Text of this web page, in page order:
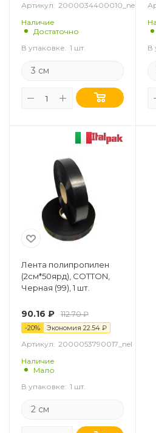
Артикул: 2000034400010_nel
Наличие
Достаточно
В упаковке: 1 шт.
3 см
В
Лента полипропилен
(2см*50ярд), COTTON,
Черная (99), 1 шт.
90.16 ₽ 112.70₽
-20% Экономия 22.54 ₽
Артикул: 2000053790017_nel
Наличие
Мало
В упаковке: 1 шт.
2 см